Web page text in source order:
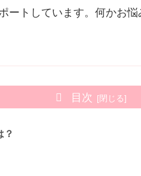
ートしています。何かお悩
目次
？